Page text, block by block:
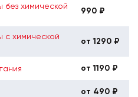
химической
990 ₽
с химической
от 1290 ₽
от 1190 ₽
от 490 ₽